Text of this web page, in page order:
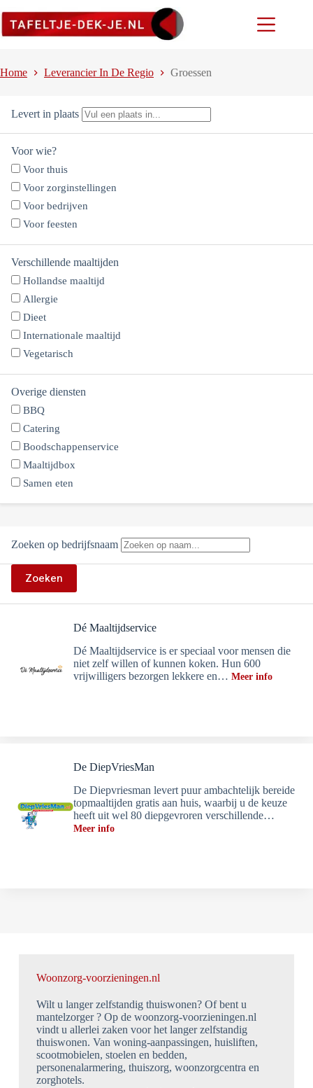
naar
Home Leverancier In De Regio Groessen
Levert in plaats
Voor wie?
Voor thuis
Voor zorginstellingen
Voor bedrijven
Voor feesten
Verschillende maaltijden
Hollandse maaltijd
Allergie
Dieet
Internationale maaltijd
Vegetarisch
Overige diensten
BBQ
Catering
Boodschappenservice
Maaltijdbox
Samen eten
Zoeken op bedrijfsnaam
Zoeken
Dé Maaltijdservice
Dé Maaltijdservice is er speciaal voor mensen die
niet zelf willen of kunnen koken. Hun 600
vrijwilligers bezorgen lekkere en… Meer info
De DiepVriesMan
De Diepvriesman levert puur ambachtelijk bereide
topmaaltijden gratis aan huis, waarbij u de keuze
heeft uit wel 80 diepgevroren verschillende…
Meer info
Woonzorg-voorzieningen.nl
Wilt u langer zelfstandig thuiswonen? Of bent u
mantelzorger ? Op de woonzorg-voorzieningen.nl
vindt u allerlei zaken voor het langer zelfstandig
thuiswonen. Van woning-aanpassingen, huisliften,
scootmobielen, stoelen en bedden,
personenalarmering, thuiszorg, woonzorgcentra en
zorghotels.